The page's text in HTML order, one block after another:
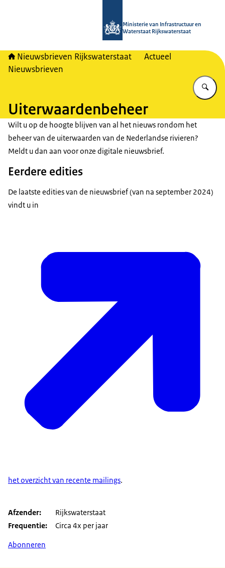
Ministerie van Infrastructuur en
Waterstaat Rijkswaterstaat
Nieuwsbrieven Rijkswaterstaat
Actueel
Nieuwsbrieven
Uiterwaardenbeheer
Wilt u op de hoogte blijven van al het nieuws rondom het
beheer van de uiterwaarden van de Nederlandse rivieren?
Meldt u dan aan voor onze digitale nieuwsbrief.
Eerdere edities
De laatste edities van de nieuwsbrief (van na september 2024)
vindt u in
het overzicht van recente mailings.
Afzender Rijkswaterstaat
Frequentie
Circa 4x per jaar
Abonneren